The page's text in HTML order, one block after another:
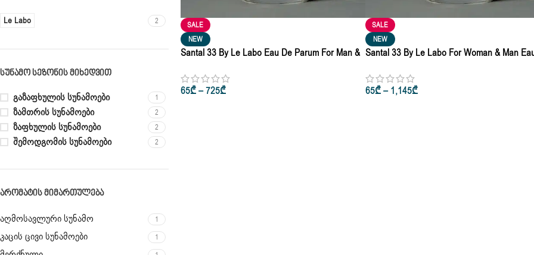
Le Labo 2
ᲡᲣᲜᲐᲛᲝ ᲡᲔᲖᲝᲜᲘᲡ ᲛᲘᲮᲔᲓᲕᲘᲗ
გაზაფხულის სუნამოები 1
ზამთრის სუნამოები 2
ზაფხულის სუნამოები 2
შემოდგომის სუნამოები 2
ᲐᲠᲝᲛᲐᲢᲘᲡ ᲛᲘᲛᲐᲠᲗᲣᲚᲔᲑᲐ
აღმოსავლური სუნამო 1
კაცის ცივი სუნამოები 1
SALE
NEW
Santal 33 By Le Labo Eau De Parum For Man &
65₾–725₾
SALE
NEW
Santal 33 By Le Labo For Woman & Man
65₾– 1,145₾